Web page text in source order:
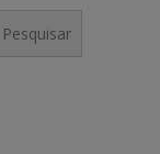
Pesquisar